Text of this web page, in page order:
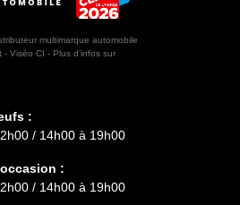
multimarque automobile
- Viséo CI - Plus d’infos sur
:
/ 14h00 à 19h00
:
/ 14h00 à 19h00